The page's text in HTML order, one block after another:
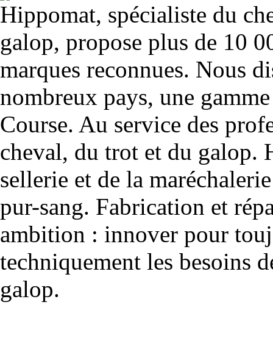
Hippomat, spécialiste du
galop, propose plus de 10
marques reconnues. Nous
nombreux pays, une
Course. Au service des
cheval, du trot et du galop.
sellerie et de la
pur-sang. Fabrication et
ambition : innover pour
techniquement les besoins
galop.